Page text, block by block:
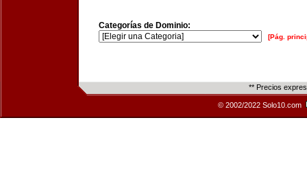
Categorías de Dominio:
[Pág.
** Precios
© 2002/2022 Solo10.com